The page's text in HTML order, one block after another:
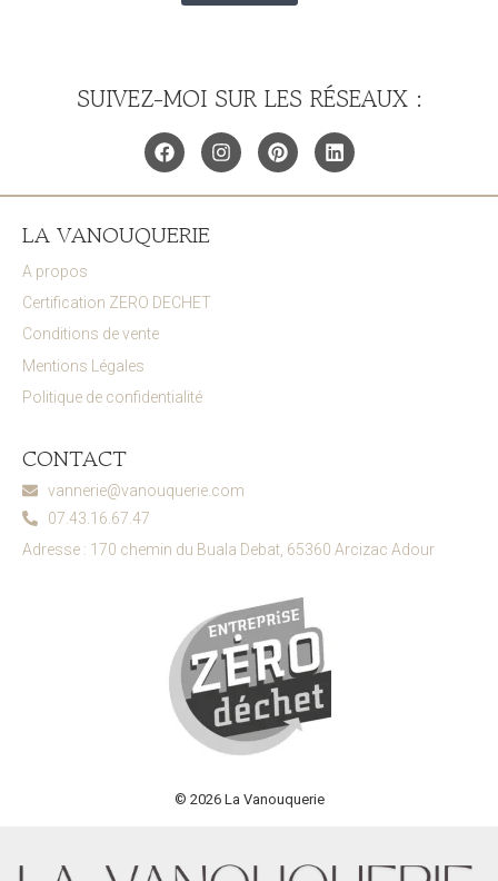
SUIVEZ-MOI SUR LES RÉSEAUX :
LA VANOUQUERIE
A propos
Certification ZERO DECHET
Conditions de vente
Mentions Légales
Politique de confidentialité
CONTACT
vannerie@vanouquerie.com
07.43.16.67.47
Adresse : 170 chemin du Buala Debat, 65360 Arcizac Adour
© 2026 La Vanouquerie